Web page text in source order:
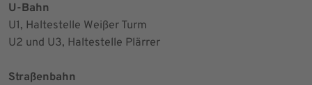
U-Bahn
U1, Haltestelle Weißer Turm
U2 und U3, Haltestelle Plärrer
Straßenbahn